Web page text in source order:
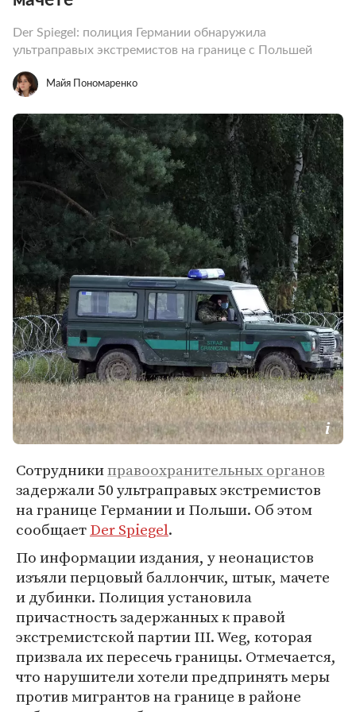
Der Spiegel: полиция Германии обнаружила
ультраправых экстремистов на границе с Польшей
Майя Пономаренко
Сотрудникиправоохранительных органов
задержали 50 ультраправых экстремистов
на границе Германии и Польши. Об этом
сообщаетDer Spiegel.
По информации издания, у неонацистов
изъяли перцовый баллончик, штык, мачете
и дубинки. Полиция установила
причастность задержанных к правой
экстремистской партии III. Weg, которая
призвала их пересечь границы. Отмечается,
что нарушители хотели предпринять меры
против мигрантов на границе в районе